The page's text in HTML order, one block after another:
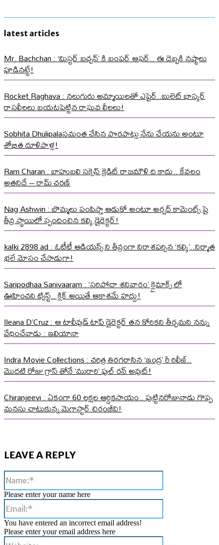
latest articles
Mr. Bachchan : ‘మిస్టర్ బచ్చన్’ కి బంపర్ ఆఫర్.. ఈ దెబ్బకి నష్టాలు
పూడినట్టే!
Rocket Raghava : నలుగురు అమ్మాయిలతో ఎఫైర్..బులెట్ భాస్కర్
రాసలీలలు బయటపెట్టిన రాఘవ లీలలు!
Sobhita Dhulipalaసమంత చేసిన పొరపాట్లు నేను చేయను అంటూ
శోభిత దూళిపాళ్ల!
Ram Charan : బాహుబలి సక్సెస్ క్రెడిట్ రాజమౌళి ది కాదు.. కేవలం
అతనిదే – రామ్ చరణ్
Nag Ashwin : బొమ్మలు పంపిస్తా ఆడుకో అంటూ అర్షద్ కామెంట్స్ పై
తీవ్ర స్థాయిలో స్పందించిన కల్కి డైరెక్టర్!
kalki 2898 ad : ఓటీటీ ఆడియన్స్ ని తీవ్రంగా నిరాశపర్చిన ‘కల్కి’..నిర్మాత
భలే మోసం చేసాడుగా!
Saripodhaa Sanivaaram : ‘సరిపోదా శనివారం’ క్లైమాక్స్ లో
ఊహించని ట్విస్ట్.. క్లిక్ అయితే ఆకాశమే హద్దు!
Ileana D’Cruz : ఆ టాలీవుడ్ టాప్ డైరెక్టర్ తన కోరికని తీర్చమని నన్ను
వేధించేవాడు : ఇలియానా
Indra Movie Collections : చరిత్ర తిరగరాసిన ‘ఇంద్ర’ రీ రిలీజ్..
మొదటి రోజు గ్రాస్ తోనే ‘మురారి’ ఫుల్ రన్ అవుట్!
Chiranjeevi : ఏకంగా 60 లక్షల ఆర్ధికసాయం.. పుట్టినరోజునాడు గొప్ప
మనసు చాటుకున్న మెగాస్టార్ చిరంజీవి!
LEAVE A REPLY
Please enter your name here
You have entered an incorrect email address!
Please enter your email address here